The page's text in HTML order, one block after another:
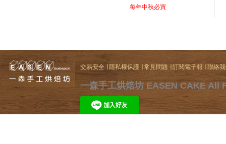
每年中秋必買
交易安全 隱私權保護 常見問題 訂閱電子報 聯絡
一森手工烘焙坊 EASEN CAKE All